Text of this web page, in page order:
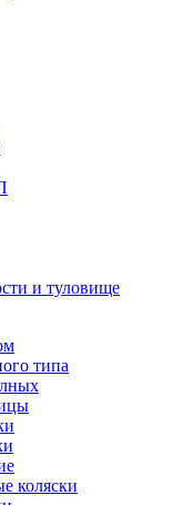
и туловище
типа
коляски